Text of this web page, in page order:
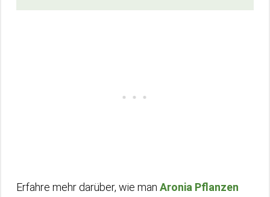
Erfahre mehr darüber, wie man Aronia Pflanzen